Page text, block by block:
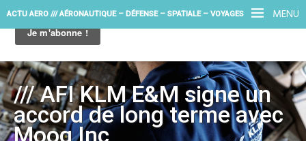
MENU
ACTU AERO /// AÉRONAUTIQUE – DÉFENSE – SPATIALE – VOYAGES
/// AFI KLM E&M signe un
accord de long terme avec
Moog Inc